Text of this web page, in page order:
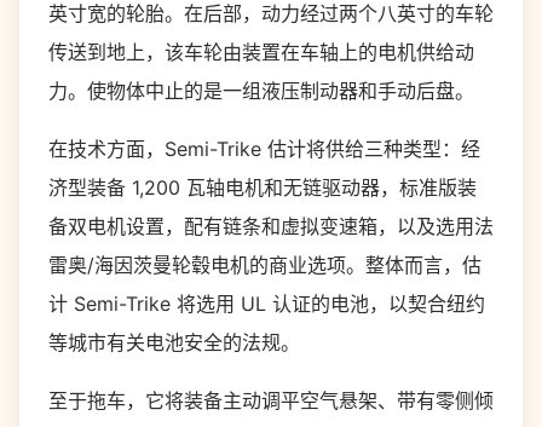
英寸宽的轮胎。在后部，动力经过两个八英寸的车轮
传送到地上，该车轮由装置在车轴上的电机供给动
力。使物体中止的是一组液压制动器和手动后盘。
在技​​术方面，Semi-Trike 估计将供给三种类型：经
济型装备 1,200 瓦轴电机和无链驱动器，标准版装
备双电机设置，配有链条和虚拟变速箱，以及选用法
雷奥/海因茨曼轮毂电机的商业选项。整体而言，估
计 Semi-Trike 将选用 UL 认证的电池，以契合纽约
等城市有关电池安全的法规。
至于拖车，它将装备主动调平空气悬架、带有零侧倾